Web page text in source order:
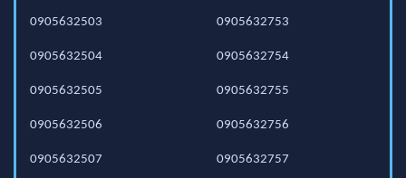
0905632503
0905632504
0905632505
0905632506
0905632507
0905632753
0905632754
0905632755
0905632756
0905632757